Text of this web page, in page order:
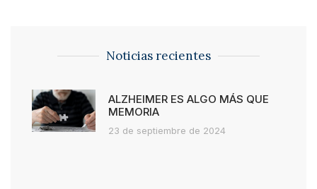
Noticias recientes
ALZHEIMER ES ALGO MÁS QUE
MEMORIA
23 de septiembre de 2024